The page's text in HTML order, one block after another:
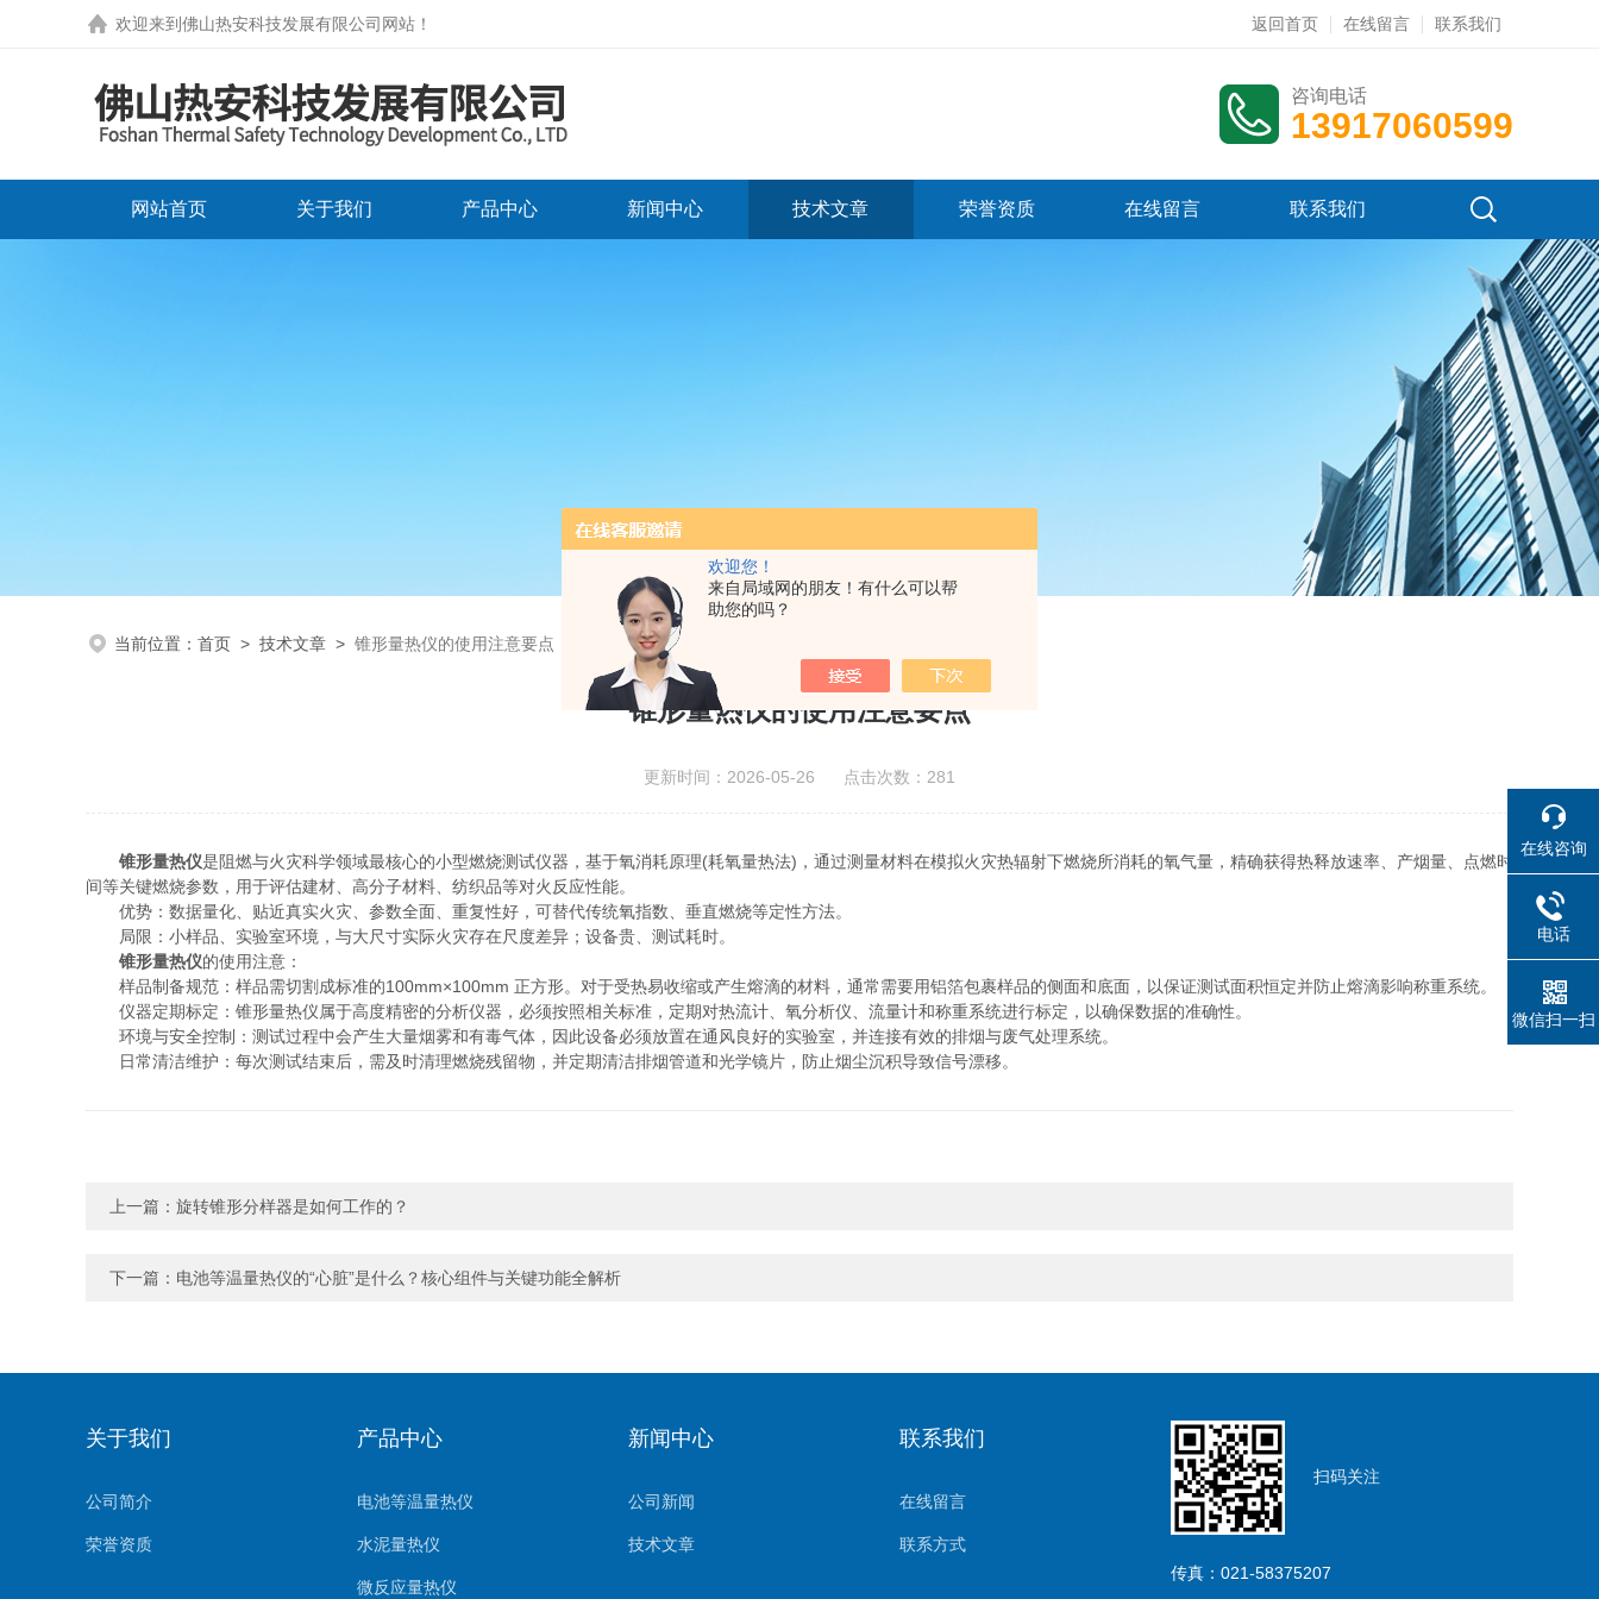
欢迎您！
来自局域网的朋友！有什么可以帮
助您的吗？
欢迎来到 佛山热安科技发展有限公司网站 ！ 返回首页 在线留言 联系我们
咨询电话
13917060599
网站首页 关于我们 产品中心 新闻中心 技术文章 荣誉资质 在线留言 联系我们
当前位置： 首页 > 技术文章 > 锥形量热仪的使用注意要点
锥形量热仪的使用注意要点
更新时间：2026-05-26 点击次数：281
锥形量热仪是阻燃与火灾科学领域最核心的小型燃烧测试仪器，基于氧消耗原理(耗氧量热法)，通过测量材料在模拟火灾热辐射下燃烧所消耗的氧气量，精确获得热释放速率、产烟量、点燃时
间等关键燃烧参数，用于评估建材、高分子材料、纺织品等对火反应性能。
优势：数据量化、贴近真实火灾、参数全面、重复性好，可替代传统氧指数、垂直燃烧等定性方法。
局限：小样品、实验室环境，与大尺寸实际火灾存在尺度差异；设备贵、测试耗时。
锥形量热仪的使用注意：
样品制备规范：样品需切割成标准的100mm×100mm 正方形。对于受热易收缩或产生熔滴的材料，通常需要用铝箔包裹样品的侧面和底面，以保证测试面积恒定并防止熔滴影响称重系统。
仪器定期标定：锥形量热仪属于高度精密的分析仪器，必须按照相关标准，定期对热流计、氧分析仪、流量计和称重系统进行标定，以确保数据的准确性。
环境与安全控制：测试过程中会产生大量烟雾和有毒气体，因此设备必须放置在通风良好的实验室，并连接有效的排烟与废气处理系统。
日常清洁维护：每次测试结束后，需及时清理燃烧残留物，并定期清洁排烟管道和光学镜片，防止烟尘沉积导致信号漂移。
上一篇： 旋转锥形分样器是如何工作的？
下一篇： 电池等温量热仪的“心脏”是什么？核心组件与关键功能全解析
关于我们
公司简介
荣誉资质
产品中心
电池等温量热仪
水泥量热仪
微反应量热仪
新闻中心
公司新闻
技术文章
联系我们
在线留言
联系方式
扫码关注
传真：021-58375207
在线咨询
电话
微信扫一扫